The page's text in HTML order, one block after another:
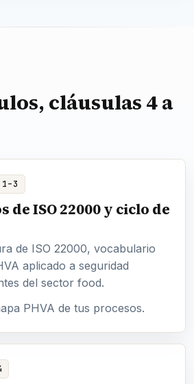
cláusulas 4 a
1–3
de ISO 22000 y ciclo de
de ISO 22000, vocabulario
aplicado a seguridad
del sector food.
PHVA de tus procesos.